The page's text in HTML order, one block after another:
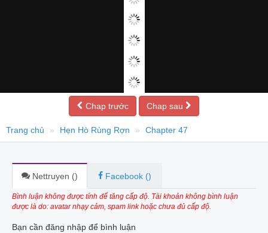
Chap trước Chap sau
Trang chủ Hẹn Hò Rùng Rợn Chapter 47
Nettruyen () Facebook ()
Bình luận không được tính để tăng cấp độ. Tài khoản không bình luận
được là do: avatar nhạy cảm, spam link hoặc chưa đủ cấp độ.
Bạn cần đăng nhập để bình luận